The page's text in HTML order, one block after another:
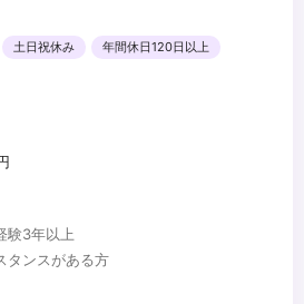
土日祝休み
年間休日120日以上
験3年以上
タンスがある方